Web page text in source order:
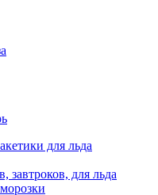
для льда
завтроков, для льда